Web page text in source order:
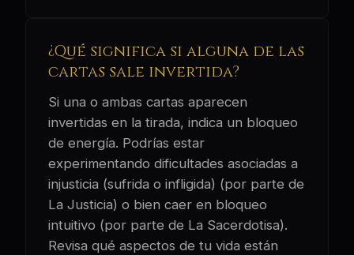
¿Qué significa si alguna de las
cartas sale invertida?
Si una o ambas cartas aparecen
invertidas en la tirada, indica un bloqueo
de energía. Podrías estar
experimentando dificultades asociadas a
injusticia (sufrida o infligida) (por parte de
La Justicia) o bien caer en bloqueo
intuitivo (por parte de La Sacerdotisa).
Revisa qué aspectos de tu vida están